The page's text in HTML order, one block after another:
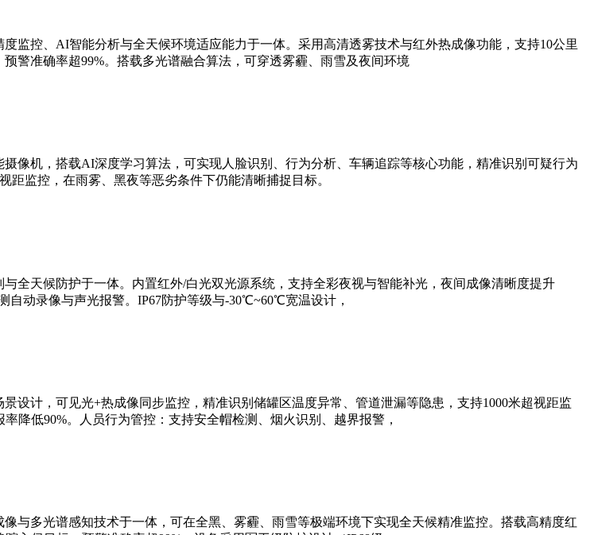
监控、AI智能分析与全天候环境适应能力于一体。采用高清透雾技术与红外热成像功能，支持10公里
警准确率超99%。搭载多光谱融合算法，可穿透雾霾、雨雪及夜间环境
机，搭载AI深度学习算法，可实现人脸识别、行为分析、车辆追踪等核心功能，精准识别可疑行为
监控，在雨雾、黑夜等恶劣条件下仍能清晰捕捉目标。
全天候防护于一体。内置红外/白光双光源系统，支持全彩夜视与智能补光，夜间成像清晰度提升
自动录像与声光报警。IP67防护等级与-30℃~60℃宽温设计，
计，可见光+热成像同步监控，精准识别储罐区温度异常、管道泄漏等隐患，支持1000米超视距监
降低90%。人员行为管控：支持安全帽检测、烟火识别、越界报警，
与多光谱感知技术于一体，可在全黑、雾霾、雨雪等极端环境下实现全天候精准监控。搭载高精度红